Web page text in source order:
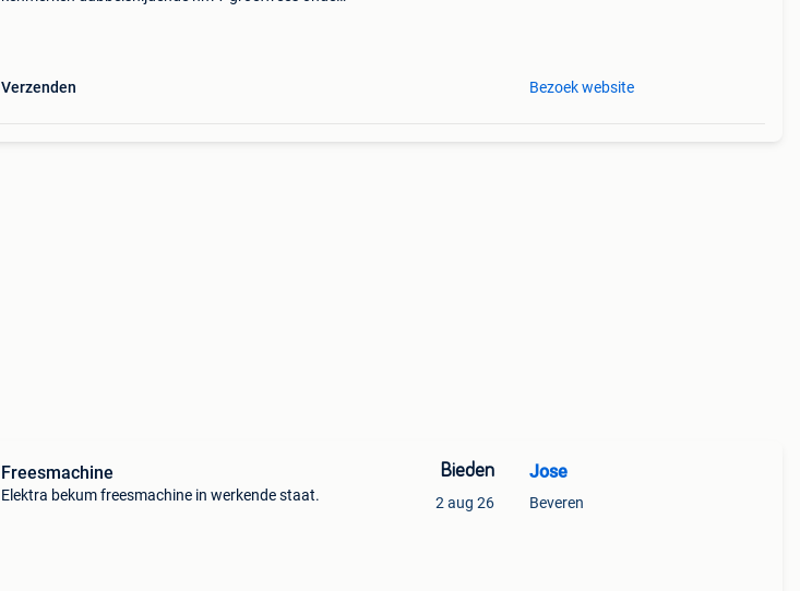
Verzenden
Bezoek website
Freesmachine
Elektra bekum freesmachine in werkende staat.
Bieden
2 aug 26
Jose
Beveren